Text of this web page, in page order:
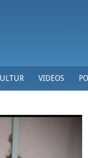
VIDEOS